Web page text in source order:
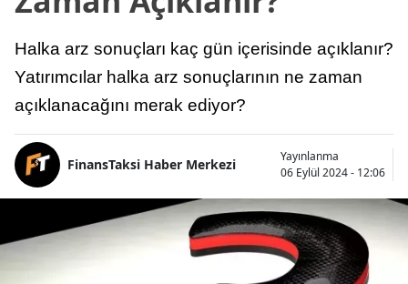
Halka arz sonuçları kaç gün içerisinde açıklanır?
Yatırımcılar halka arz sonuçlarının ne zaman
açıklanacağını merak ediyor?
FinansTaksi Haber Merkezi
Yayınlanma
06 Eylül 2024 - 12:06